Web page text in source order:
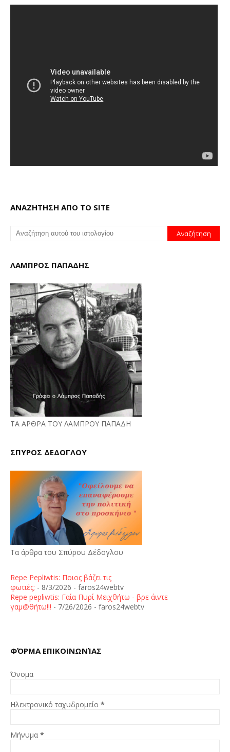
ΑΝΑΖΗΤΗΣΗ ΑΠΟ ΤΟ SITE
ΛΑΜΠΡΟΣ ΠΑΠΑΔΗΣ
ΤΑ ΑΡΘΡΑ ΤΟΥ ΛΑΜΠΡΟΥ ΠΑΠΑΔΗ
ΣΠΥΡΟΣ ΔΕΔΟΓΛΟΥ
Τα άρθρα του Σπύρου Δέδογλου
Repe Pepliwtis: Ποιος βάζει τις
φωτιές; - 8/3/2026 - faros24webtv
Repe pepliwtis: Γαία Πυρί Μειχθήτω - βρε άιντε
γαμ@θήτω!!! - 7/26/2026 - faros24webtv
ΦΌΡΜΑ ΕΠΙΚΟΙΝΩΝΊΑΣ
Όνομα
Ηλεκτρονικό ταχυδρομείο *
Μήνυμα *